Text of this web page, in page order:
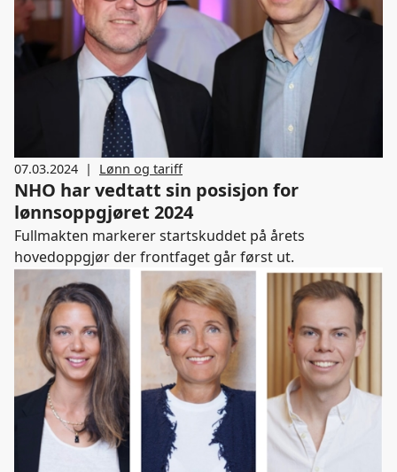
07.03.2024 | Lønn og tariff
NHO har vedtatt sin posisjon for
lønnsoppgjøret 2024
Fullmakten markerer startskuddet på årets
hovedoppgjør der frontfaget går først ut.